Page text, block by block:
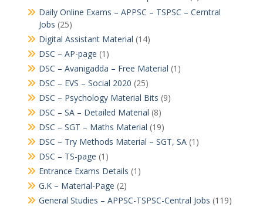
Daily Online Exams – APPSC – TSPSC – Cerntral
Jobs (25)
Digital Assistant Material (14)
DSC – AP-page (1)
DSC – Avanigadda – Free Material (1)
DSC – EVS – Social 2020 (25)
DSC – Psychology Material Bits (9)
DSC – SA – Detailed Material (8)
DSC – SGT – Maths Material (19)
DSC – Try Methods Material – SGT, SA(1)
DSC – TS-page (1)
Entrance Exams Details (1)
G.K – Material-Page (2)
General Studies – APPSC-TSPSC-Central Jobs (119)